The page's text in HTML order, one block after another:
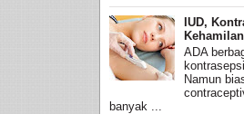
IUD,
Kehamilan
ADA
Namun
banyak ...